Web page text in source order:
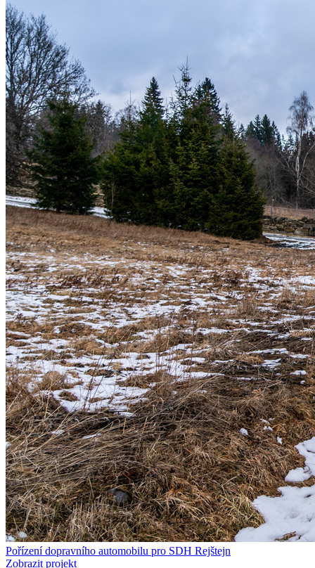
Pořízení dopravního automobilu pro SDH Rejštejn
Zobrazit projekt